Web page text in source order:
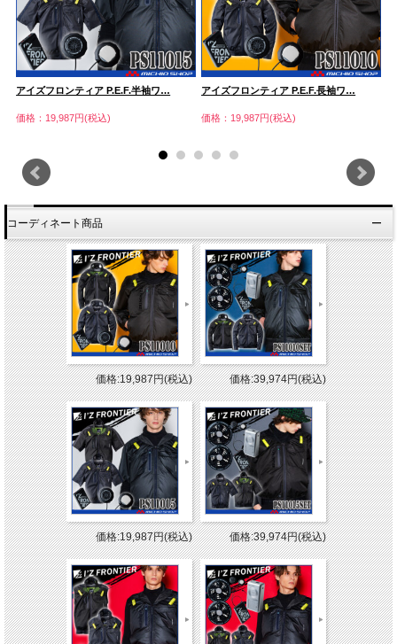
アイズフロンティア P.E.F.半袖ワ…
価格：19,987円(税込)
アイズフロンティア P.E.F.長袖ワ…
価格：19,987円(税込)
コーディネート商品
価格:19,987円(税込) 価格:39,974円(税込)
価格:19,987円(税込) 価格:39,974円(税込)